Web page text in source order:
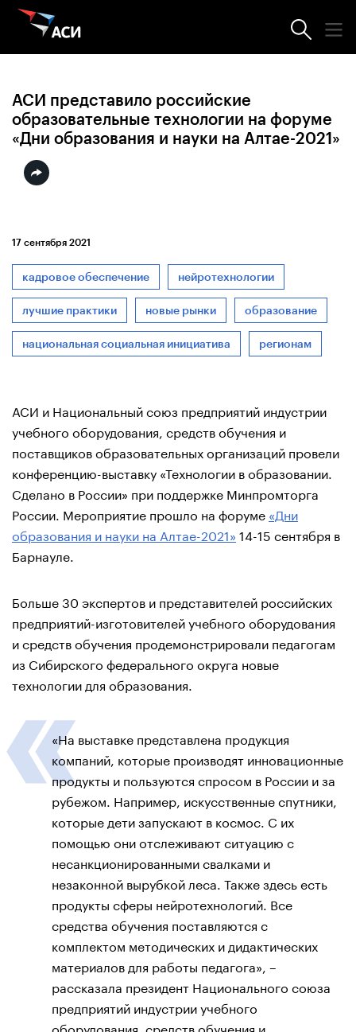
Новости АСИ
АСИ представило российские
образовательные технологии на форуме
«Дни образования и науки на Алтае-2021»
17 сентября 2021
кадровое обеспечение нейротехнологии
лучшие практики новые рынки образование
национальная социальная инициатива регионам
АСИ и Национальный союз предприятий индустрии
учебного оборудования, средств обучения и
поставщиков образовательных организаций провели
конференцию-выставку «Технологии в образовании.
Сделано в России» при поддержке Минпромторга
России. Мероприятие прошло на форуме «Дни
образования и науки на Алтае-2021» 14-15 сентября в
Барнауле.
Больше 30 экспертов и представителей российских
предприятий-изготовителей учебного оборудования
и средств обучения продемонстрировали педагогам
из Сибирского федерального округа новые
технологии для образования.
«На выставке представлена продукция
компаний, которые производят инновационные
продукты и пользуются спросом в России и за
рубежом. Например, искусственные спутники,
которые дети запускают в космос. С их
помощью они отслеживают ситуацию с
несанкционированными свалками и
незаконной вырубкой леса. Также здесь есть
продукты сферы нейротехнологий. Все
средства обучения поставляются с
комплектом методических и дидактических
материалов для работы педагога», –
рассказала президент Национального союза
предприятий индустрии учебного
оборудования, средств обучения и